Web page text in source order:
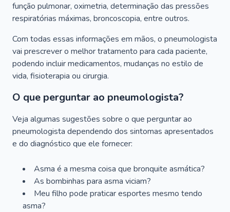
função pulmonar, oximetria, determinação das pressões
respiratórias máximas, broncoscopia, entre outros.
Com todas essas informações em mãos, o pneumologista
vai prescrever o melhor tratamento para cada paciente,
podendo incluir medicamentos, mudanças no estilo de
vida, fisioterapia ou cirurgia.
O que perguntar ao pneumologista?
Veja algumas sugestões sobre o que perguntar ao
pneumologista dependendo dos sintomas apresentados
e do diagnóstico que ele fornecer:
Asma é a mesma coisa que bronquite asmática?
As bombinhas para asma viciam?
Meu filho pode praticar esportes mesmo tendo
asma?